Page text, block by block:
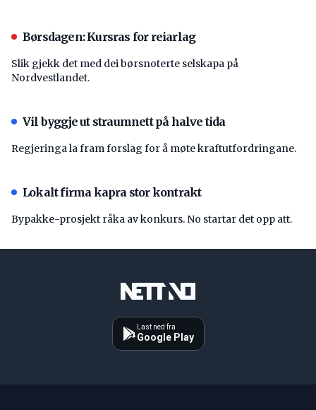
Børsdagen: Kursras for reiarlag
Slik gjekk det med dei børsnoterte selskapa på
Nordvestlandet.
Vil byggje ut straumnett på halve tida
Regjeringa la fram forslag for å møte kraftutfordringane.
Lokalt firma kapra stor kontrakt
Bypakke-prosjekt råka av konkurs. No startar det opp att.
Last ned fra
Google Play